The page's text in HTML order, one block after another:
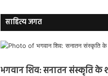
साहित्य जगत
भगवान शिव: सनातन संस्कृति के